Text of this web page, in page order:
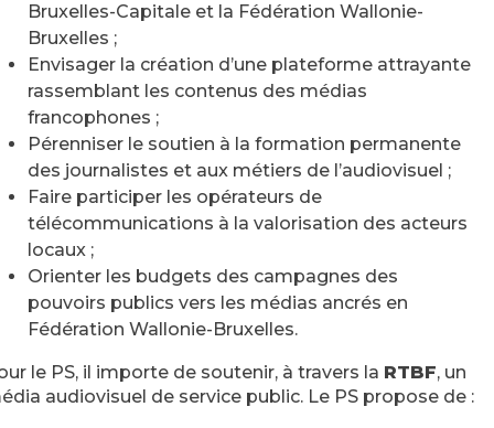
Bruxelles-Capitale et la Fédération Wallonie-
Bruxelles ;
Envisager la création d’une plateforme attrayante
rassemblant les contenus des médias
francophones ;
Pérenniser le soutien à la formation permanente
des journalistes et aux métiers de l’audiovisuel ;
Faire participer les opérateurs de
télécommunications à la valorisation des acteurs
locaux ;
Orienter les budgets des campagnes des
pouvoirs publics vers les médias ancrés en
Fédération Wallonie-Bruxelles.
le PS, il importe de soutenir, à travers la RTBF, un
audiovisuel de service public. Le PS propose de :